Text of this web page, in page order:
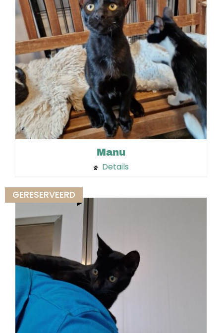
Manu
Details
GERESERVEERD